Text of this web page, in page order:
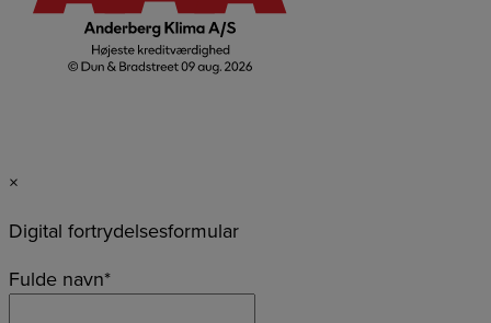
×
Digital fortrydelsesformular
Fulde navn*